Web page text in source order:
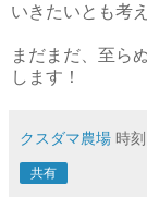
いきたいとも考
まだまだ、至ら
します！
クスダマ農場 時
共有